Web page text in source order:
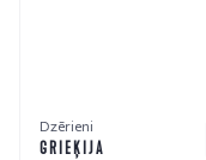
Dzērieni
GRIEĶIJA